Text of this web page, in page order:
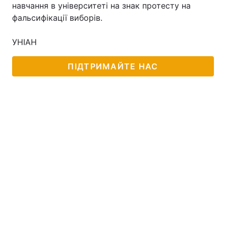
Головна Війна
Спорт Наука
навчання в університеті на знак протесту на
фальсифікації виборів.
УНІАН
ПІДТРИМАЙТЕ НАС